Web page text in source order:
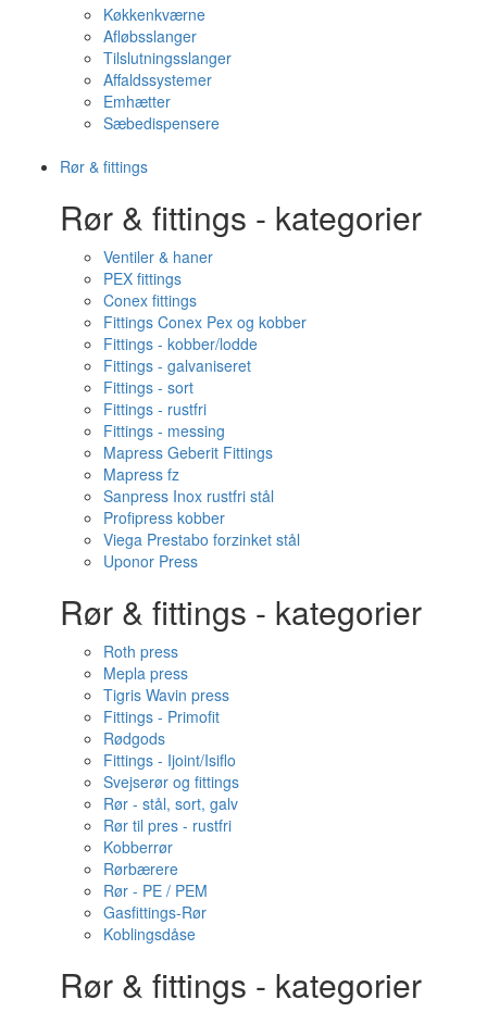
Køkkenkværne
Afløbsslanger
Tilslutningsslanger
Affaldssystemer
Emhætter
Sæbedispensere
Rør & fittings
Rør & fittings - kategorier
Ventiler & haner
PEX fittings
Conex fittings
Fittings Conex Pex og kobber
Fittings - kobber/lodde
Fittings - galvaniseret
Fittings - sort
Fittings - rustfri
Fittings - messing
Mapress Geberit Fittings
Mapress fz
Sanpress Inox rustfri stål
Profipress kobber
Viega Prestabo forzinket stål
Uponor Press
Rør & fittings - kategorier
Roth press
Mepla press
Tigris Wavin press
Fittings - Primofit
Rødgods
Fittings - Ijoint/Isiflo
Svejserør og fittings
Rør - stål, sort, galv
Rør til pres - rustfri
Kobberrør
Rørbærere
Rør - PE / PEM
Gasfittings-Rør
Koblingsdåse
Rør & fittings - kategorier